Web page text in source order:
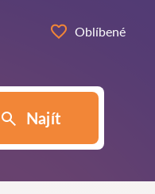
Oblíbené
Najít